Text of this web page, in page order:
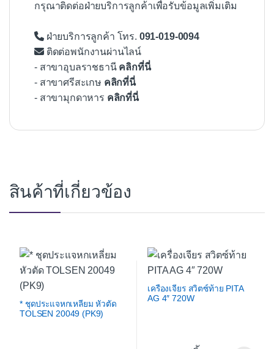
กรุณาติดต่อฝ่ายบริการลูกค้าเพื่อรับข้อมูลเพิ่มเติม
ฝ่ายบริการลูกค้า โทร. 091-019-0094
ติดต่อพนักงานผ่านไลน์
- สาขาอุบลราชธานี คลิกที่นี่
- สาขาศรีสะเกษ คลิกที่นี่
- สาขามุกดาหาร คลิกที่นี่
สินค้าที่เกี่ยวข้อง
* ชุดประแจหกเหลี่ยม หัวตัด
TOLSEN 20049 (PK9)
เครื่องเจียร สวิตซ์ท้าย PITA
AG 4″ 720W